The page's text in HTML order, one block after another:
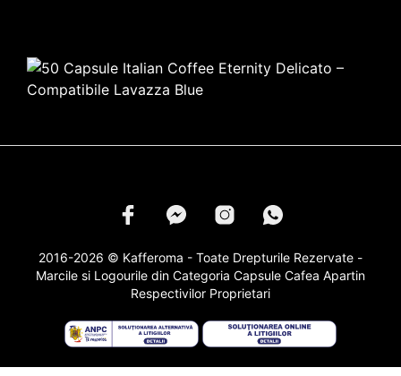
2016-2026 © Kafferoma - Toate Drepturile Rezervate -
Marcile si Logourile din Categoria Capsule Cafea Apartin
Respectivilor Proprietari